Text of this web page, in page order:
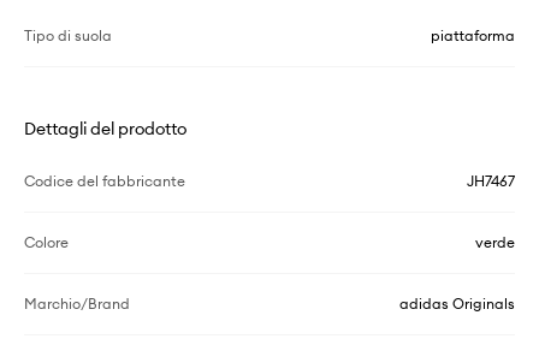
Tipo di suola piattaforma
Dettagli del prodotto
Codice del fabbricante JH7467
Colore verde
Marchio/Brand adidas Originals